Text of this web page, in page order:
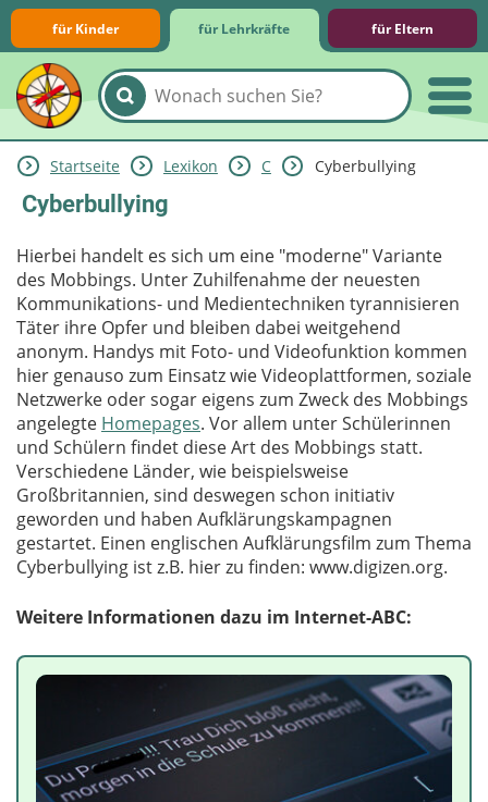
für Kinder für Lehrkräfte für Eltern
Lernmodule
Unterrichts­materialien
Internet-ABC-Schule
Praxishilfen
Aktuelles
Startseite Lexikon C Cyberbullying
Cyberbullying
Hierbei handelt es sich um eine "moderne" Variante
des Mobbings. Unter Zuhilfenahme der neuesten
Kommunikations- und Medientechniken tyrannisieren
Täter ihre Opfer und bleiben dabei weitgehend
anonym. Handys mit Foto- und Videofunktion kommen
hier genauso zum Einsatz wie Videoplattformen, soziale
Netzwerke oder sogar eigens zum Zweck des Mobbings
angelegte Homepages. Vor allem unter Schülerinnen
und Schülern findet diese Art des Mobbings statt.
Verschiedene Länder, wie beispielsweise
Großbritannien, sind deswegen schon initiativ
geworden und haben Aufklärungskampagnen
gestartet. Einen englischen Aufklärungsfilm zum Thema
Cyberbullying ist z.B. hier zu finden: www.digizen.org.
Weitere Informationen dazu im Internet-ABC: